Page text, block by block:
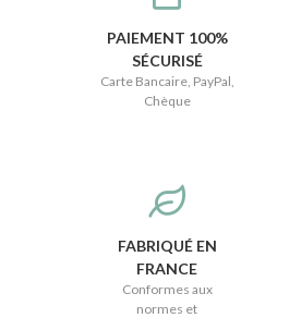
PAIEMENT 100%
SÉCURISÉ
Carte Bancaire, PayPal,
Chèque
FABRIQUÉ EN
FRANCE
Conformes aux
normes et